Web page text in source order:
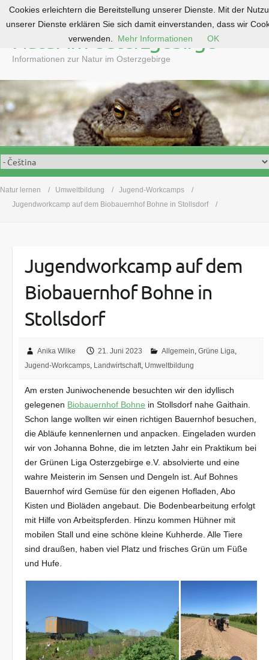
o
c
o
e
n
Natur im Osterzgebirge
Informationen zur Natur im Osterzgebirge
Natur lernen Umweltbildung
Jugend-Workcamps
Jugendworkcamp auf dem Biobauernhof Bohne in Stollsdorf
Jugendworkcamp auf dem
Biobauernhof Bohne in
Stollsdorf
Anika Wilke 21. Juni 2023 Allgemein,Grüne Liga,
Jugend-Workcamps, Landwirtschaft, Umweltbildung
Am ersten Juniwochenende besuchten wir den idyllisch
gelegenen Biobauernhof Bohne in Stollsdorf nahe Gaithain.
Schon lange wollten wir einen richtigen Bauernhof besuchen,
die Abläufe kennenlernen und anpacken. Eingeladen wurden
wir von Johanna Bohne, die im letzten Jahr ein Praktikum bei
der Grünen Liga Osterzgebirge e.V. absolvierte und eine
wahre Meisterin im Sensen und Dengeln ist. Auf Bohnes
Bauernhof wird Gemüse für den eigenen Hofladen, Abo
Kisten und Bioläden angebaut. Die Bodenbearbeitung erfolgt
mit Hilfe von Arbeitspferden. Hinzu kommen Hühner mit
mobilen Stall und eine schöne kleine Kuhherde. Alle Tiere
sind draußen, haben viel Platz und frisches Grün um Füße
und Hufe.
Cookies erleichtern die Bereitstellung unserer Dienste. Mit der
unserer Dienste erklären Sie sich damit einverstanden, dass wir
verwenden.
Mehr Informationen OK